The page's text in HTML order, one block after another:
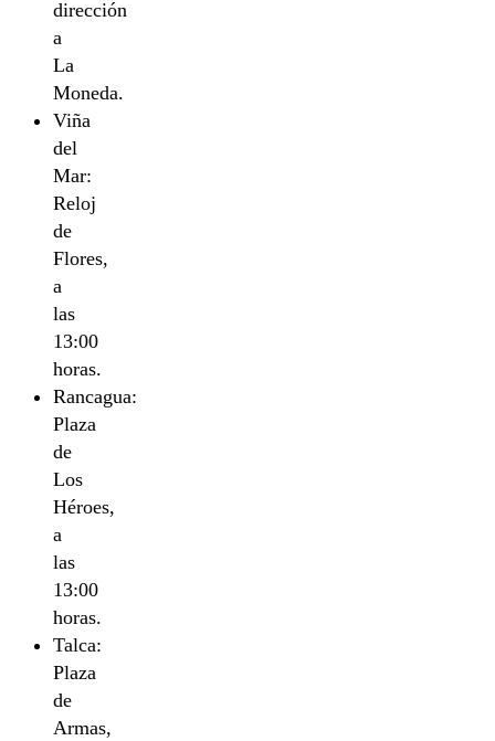
dirección
a
La
Moneda.
Viña
del
Mar:
Reloj
de
Flores,
a
las
13:00
horas.
Rancagua:
Plaza
de
Los
Héroes,
a
las
13:00
horas.
Talca:
Plaza
de
Armas,